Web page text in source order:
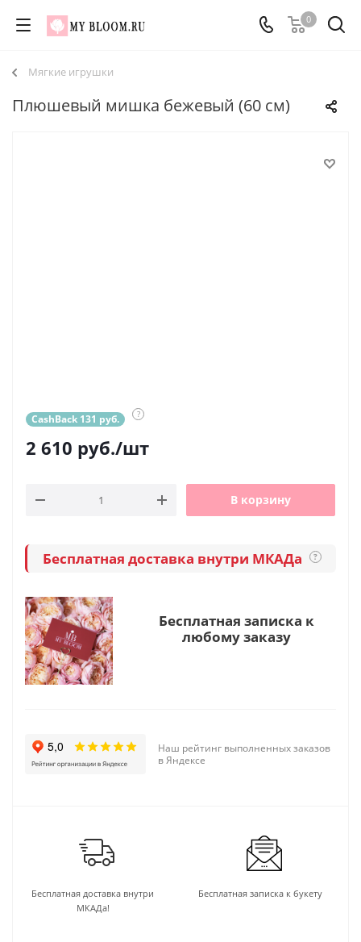
0
Мягкие игрушки
Плюшевый мишка бежевый (60 см)
CashBack 131 руб. ?
2 610 руб./шт
В корзину
Бесплатная доставка внутри МКАДа ?
Бесплатная записка к
любому заказу
Наш рейтинг выполненных заказов
в Яндексе
Бесплатная доставка внутри
МКАДа!
Бесплатная записка к букету